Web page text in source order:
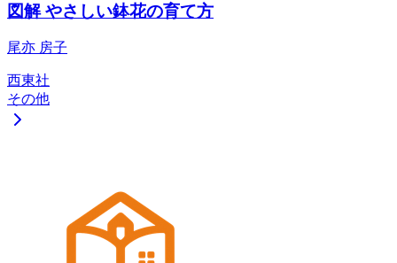
図解 やさしい鉢花の育て方
尾亦 房子
西東社
その他